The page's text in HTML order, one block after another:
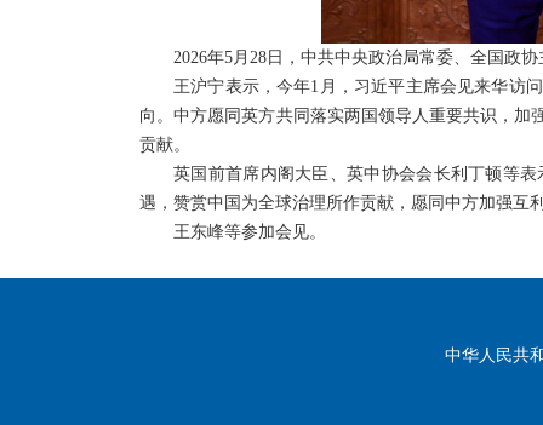
2026年5月28日，中共中央政治局常委、全国政
王沪宁表示，今年1月，习近平主席会见来华访
向。中方愿同英方共同落实两国领导人重要共识，
贡献。
英国前首席内阁大臣、英中协会会长利丁顿等
遇，赞赏中国为全球治理所作贡献，愿同中方加强互
王东峰等参加会见。
中华人民共